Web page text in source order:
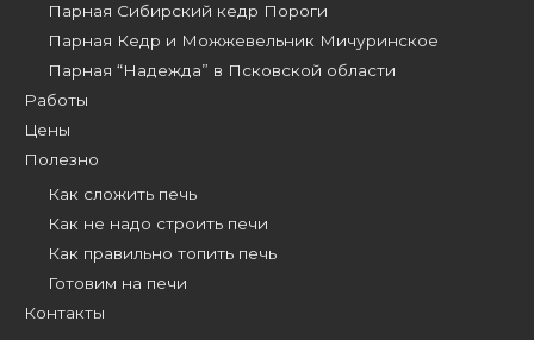
Парная Сибирский кедр Пороги
Парная Кедр и Можжевельник Мичуринское
Парная “Надежда” в Псковской области
Работы
Цены
Полезно
Как сложить печь
Как не надо строить печи
Как правильно топить печь
Готовим на печи
Контакты